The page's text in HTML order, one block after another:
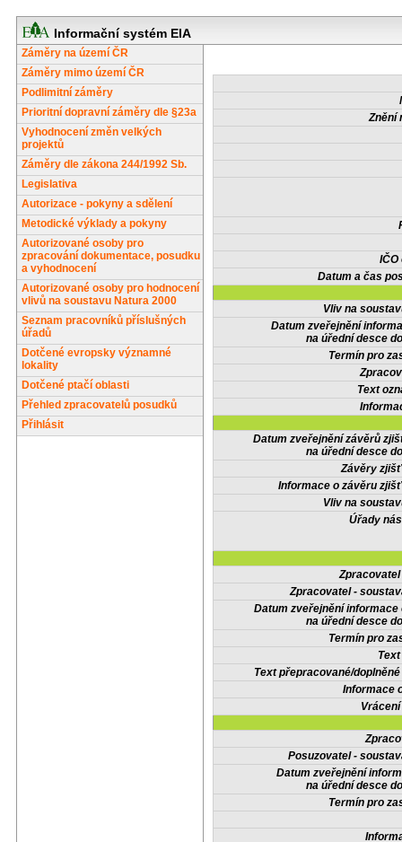
Informační systém EIA
Záměry na území ČR
Záměry mimo území ČR
Podlimitní záměry
Prioritní dopravní záměry dle §23a
Vyhodnocení změn velkých
projektů
Záměry dle zákona 244/1992 Sb.
Legislativa
Autorizace - pokyny a sdělení
Metodické výklady a pokyny
Autorizované osoby pro
zpracování dokumentace, posudku
a vyhodnocení
Autorizované osoby pro hodnocení
vlivů na soustavu Natura 2000
Seznam pracovníků příslušných
úřadů
Dotčené evropsky významné
lokality
Dotčené ptačí oblasti
Přehled zpracovatelů posudků
Přihlásit
Znění
IČO
Datum a čas
Vliv na
Datum zveřejnění
na úřední desce
Termín pro
Text
Datum zveřejnění závěrů
na úřední desce
Závěry
Informace o závěru
Vliv na
Úřady
Zpracovatel -
Datum zveřejnění informace
na úřední desce
Termín pro
Text přepracované/
Informace
Posuzovatel -
Datum zveřejnění
na úřední desce
Termín pro